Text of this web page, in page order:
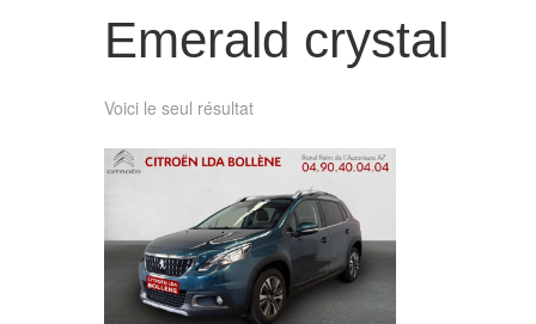
Emerald crystal
Voici le seul résultat